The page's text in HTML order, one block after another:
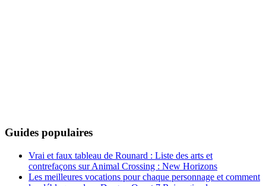
Guides populaires
Vrai et faux tableau de Rounard : Liste des arts et
contrefaçons sur Animal Crossing : New Horizons
Les meilleures vocations pour chaque personnage et comment